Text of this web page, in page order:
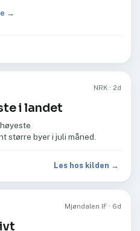
→
NRK · 2d
i landet
større byer i juli måned.
Les hos kilden →
Mjøndalen IF · 6d